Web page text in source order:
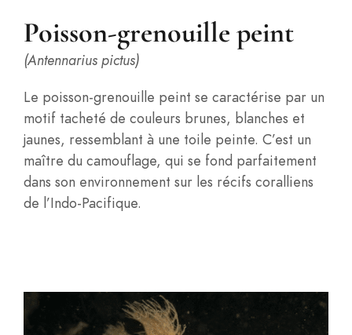
Poisson-grenouille peint
(Antennarius pictus)
Le poisson-grenouille peint se caractérise par un
motif tacheté de couleurs brunes, blanches et
jaunes, ressemblant à une toile peinte. C’est un
maître du camouflage, qui se fond parfaitement
dans son environnement sur les récifs coralliens
de l’Indo-Pacifique.